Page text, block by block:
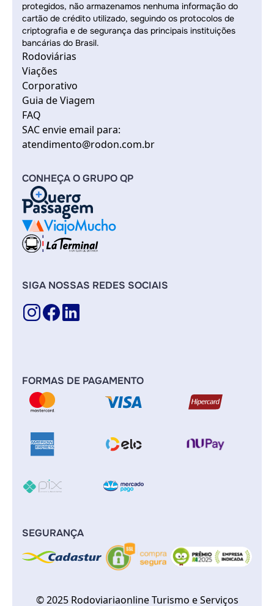
protegidos, não armazenamos nenhuma informação do
cartão de crédito utilizado, seguindo os protocolos de
criptografia e de segurança das principais instituições
bancárias do Brasil.
Rodoviárias
Viações
Corporativo
Guia de Viagem
FAQ
SAC envie email para:
atendimento@rodon.com.br
CONHEÇA O GRUPO QP
SIGA NOSSAS REDES SOCIAIS
FORMAS DE PAGAMENTO
SEGURANÇA
© 2025 Rodoviariaonline Turismo e Serviços